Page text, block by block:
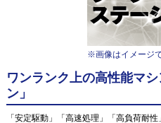
※画像はイメージで
ワンランク上の高性能マ
ン」
「安定駆動」「高速処理」「高負荷耐